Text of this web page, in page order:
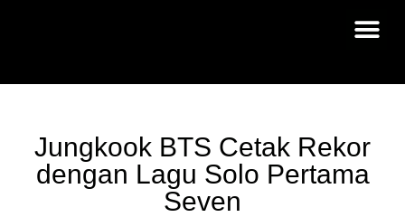
Jungkook BTS Cetak Rekor
dengan Lagu Solo Pertama
Seven